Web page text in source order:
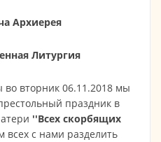
Архиерея
Литургия
во вторник 06.11.2018 мы
праздник в
''Всех скорбящих
всех с нами разделить